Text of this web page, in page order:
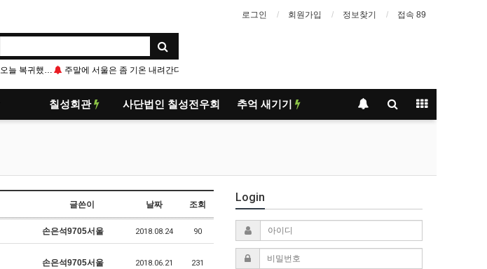
로그인 회원가입 정보찾기 접속 89
1
주말에 서울은 좀 기온 내려간다고는 하는데 가봐야 알듯…
칠성회관 사단법인 칠성전우회 추억 새기기
글쓴이 날짜 조회
손은석9705서울 2018.08.24 90
손은석9705서울 2018.06.21 231
Login